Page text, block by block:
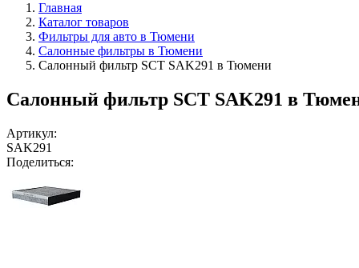
Главная
Каталог товаров
Фильтры для авто в Тюмени
Салонные фильтры в Тюмени
Салонный фильтр SCT SAK291 в Тюмени
Салонный фильтр SCT SAK291 в
Артикул:
SAK291
Поделиться: